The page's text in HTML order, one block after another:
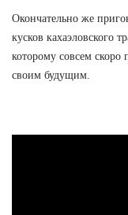
Окончательно же
кусков кахаэловского
которому совсем скоро
своим будущим.